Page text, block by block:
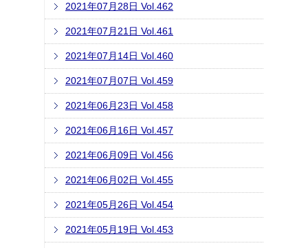
2021年07月28日 Vol.462
2021年07月21日 Vol.461
2021年07月14日 Vol.460
2021年07月07日 Vol.459
2021年06月23日 Vol.458
2021年06月16日 Vol.457
2021年06月09日 Vol.456
2021年06月02日 Vol.455
2021年05月26日 Vol.454
2021年05月19日 Vol.453